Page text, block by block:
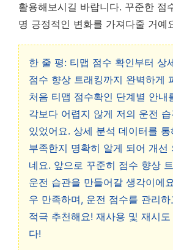
활용해보시길 바랍니다. 꾸준한 점
명 긍정적인 변화를 가져다줄 거예
한 줄 평: 티맵 점수 확인부터 상
점수 향상 트래킹까지 완벽하게
처음 티맵 점수확인 단계별 안내
각보다 어렵지 않게 저의 운전
있었어요. 상세 분석 데이터를
부족한지 명확히 알게 되어 개선
네요. 앞으로 꾸준히 점수 향상
운전 습관을 만들어갈 생각이에
우 만족하며, 운전 점수를 관리
적극 추천해요! 재사용 및 재시
다!